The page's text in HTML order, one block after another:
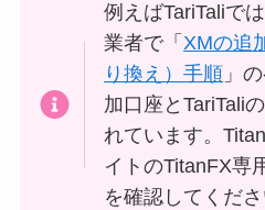
例えばTariTaliで
業者で「XMの追
り換え）手順 」
加口座とTariTali
れています。
イトのTitanFX専
を確認してくださ